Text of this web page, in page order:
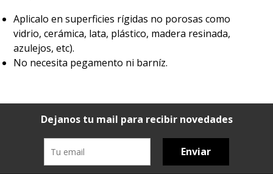
Aplicalo en superficies rígidas no porosas como
vidrio, cerámica, lata, plástico, madera resinada,
azulejos, etc).
No necesita pegamento ni barníz.
Dejanos tu mail para recibir novedades
Enviar